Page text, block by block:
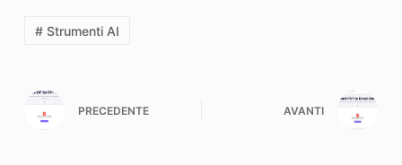
# Strumenti AI
PRECEDENTE AVANTI